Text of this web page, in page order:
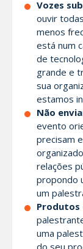
Vozes
ouvir
menos
está num
de
grande e
sua
estamos
Não
evento
precisam
relações
propondo
um
Produtos
uma